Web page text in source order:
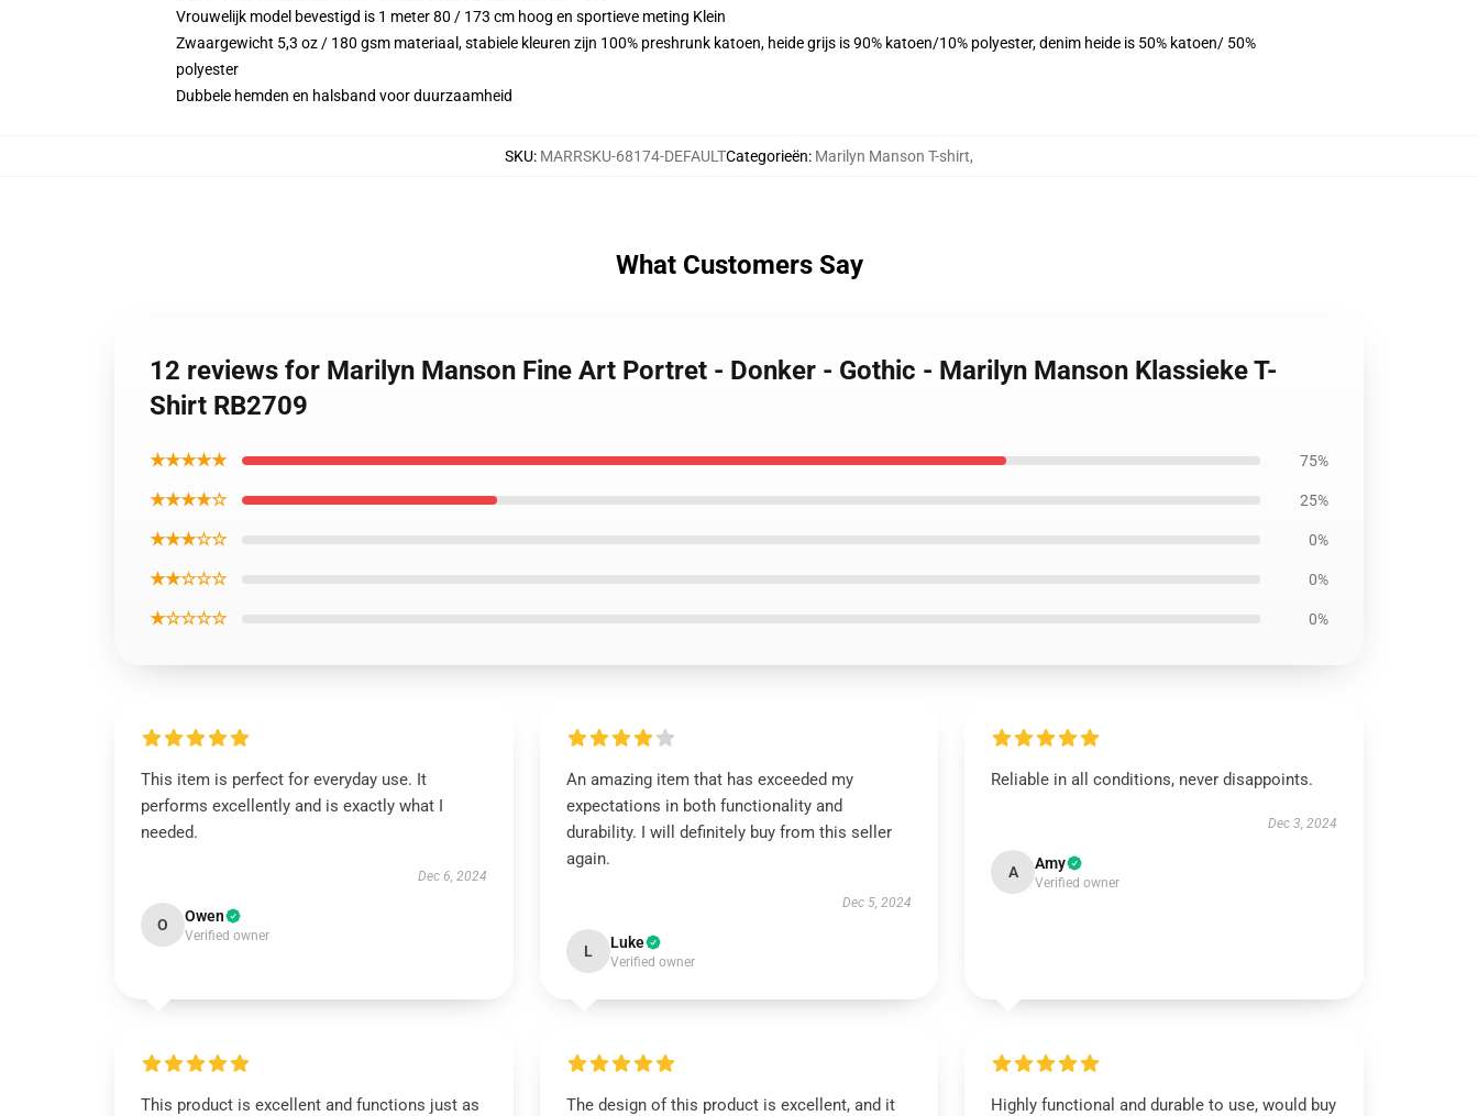
Vrouwelijk model bevestigd is 1 meter 80 / 173 cm hoog en sportieve meting Klein
Zwaargewicht 5,3 oz / 180 gsm materiaal, stabiele kleuren zijn 100% preshrunk katoen, heide grijs is 90% katoen/10% polyester, denim heide is 50% katoen/ 50%
polyester
Dubbele hemden en halsband voor duurzaamheid
SKU: MARRSKU-68174-DEFAULTCategorieën: Marilyn Manson T-shirt,
What Customers Say
12 reviews for Marilyn Manson Fine Art Portret - Donker - Gothic - Marilyn Manson Klassieke T-
Shirt RB2709
★★★★★ 75%
★★★★☆ 25%
★★★☆☆ 0%
★★☆☆☆ 0%
★☆☆☆☆ 0%
This item is perfect for everyday use. It
performs excellently and is exactly what I
needed.
Dec 6, 2024
O Owen
Verified owner
An amazing item that has exceeded my
expectations in both functionality and
durability. I will definitely buy from this seller
again.
Dec 5, 2024
L Luke
Verified owner
Reliable in all conditions, never disappoints.
Dec 3, 2024
A Amy
Verified owner
This product is excellent and functions just as
The design of this product is excellent, and it
Highly functional and durable to use, would buy